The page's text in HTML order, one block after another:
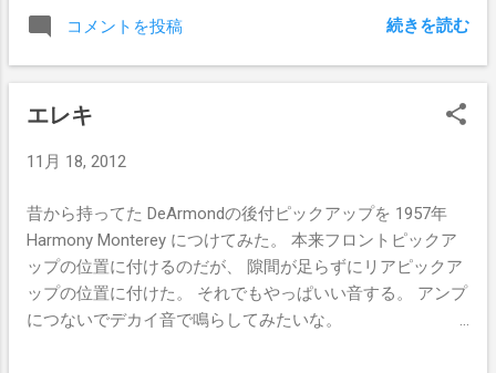
time you must keep on trying Smile, what's the use of
crying? You'll find that life is still worthwhile If you just smile
コメントを投稿 続きを読む
エレキ
11月 18, 2012
昔から持ってた DeArmondの後付ピックアップを 1957年
Harmony Monterey につけてみた。 本来フロントピックア
ップの位置に付けるのだが、 隙間が足らずにリアピックア
ップの位置に付けた。 それでもやっぱいい音する。 アンプ
につないでデカイ音で鳴らしてみたいな。